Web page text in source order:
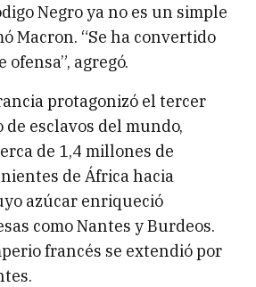
Negro ya no es un simple
Macron. “Se ha convertido
agregó.
protagonizó el tercer
de esclavos del mundo,
de 1,4 millones de
de África hacia
azúcar enriqueció
como Nantes y Burdeos.
francés se extendió por